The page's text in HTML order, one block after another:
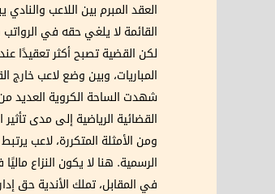
العقد المبرم بين اللاعب
القائمة لا يلغي حقه في الرواتب
لكن القضية تصبح أكثر تعقيدًا
المباريات، وبين وضع لاعب خارج
شهدت الساحة الكروية العديد
القضائية الرياضية إلى مدى
ومن الأمثلة المتكررة، لاعب
الرسمية. هنا لا يكون النزاع
في المقابل، تملك الأندية حق